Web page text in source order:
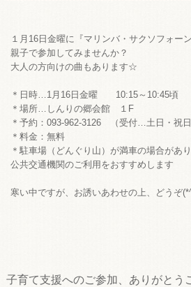
１月16日金曜に『マリンバ・サクソフォー
親子で参加してみませんか？
大人の方向けの曲もあります☆
＊日時…1月16日金曜 10:15～10:45頃
＊場所…しんりの郷会館 １F
＊予約：093-962-3126 （受付…土日・祝日
＊料金：無料
＊駐車場（どんぐり山）が満車の場合があ
公共交通機関のご利用をおすすめします
寒い中ですが、お誘いあわせの上、どうぞ
子育て支援へのご参加、ありがと